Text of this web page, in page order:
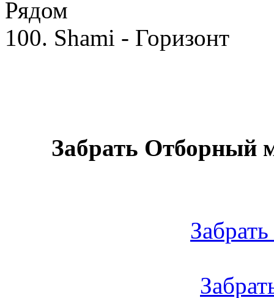
Рядом
100. Shami - Горизонт
Забрать Отборный